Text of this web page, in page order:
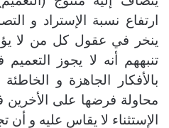
ارتفاع نسبة الإستراد و
ينخر في عقول كل من لا
تنبههم أنه لا يجوز
بالأفكار الجاهزة و
محاولة فرضها على
الإستثناء لا يقاس عليه و